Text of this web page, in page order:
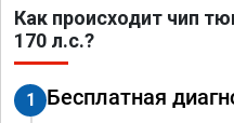
Как происходит чип
170 л.с.?
1 Бесплатная